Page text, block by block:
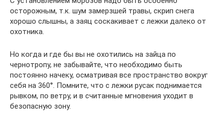
осторожным, т.к. шум замерзшей травы, скрип снега
хорошо слышны, а заяц соскакивает с лежки далеко от
охотника.
Но когда и где бы вы не охотились на зайца по
чернотропу, не забывайте, что необходимо быть
постоянно начеку, осматривая все пространство вокруг
себя на 360°. Помните, что с лежки русак поднимается
рывком, по ветру, и в считанные мгновения уходит в
безопасную зону.